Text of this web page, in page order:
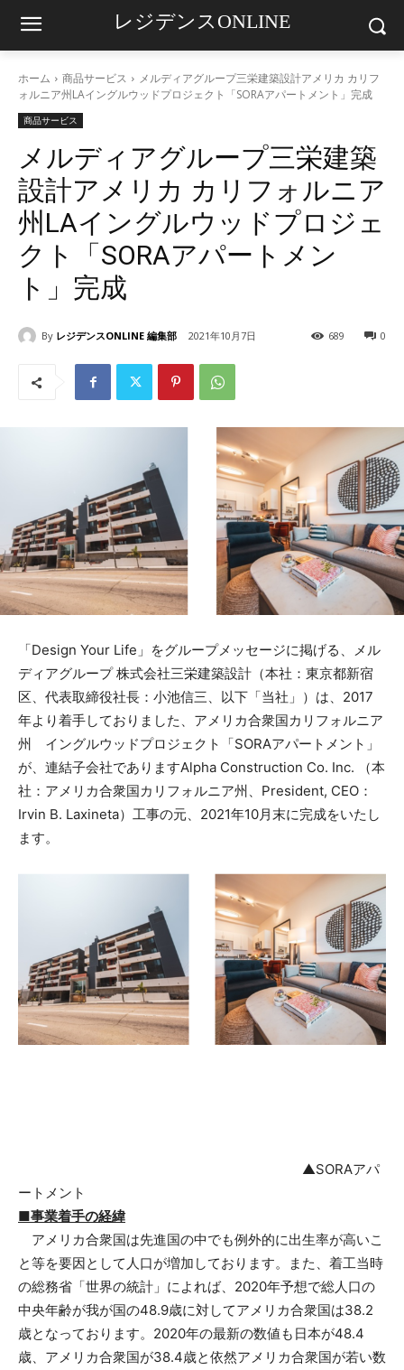
レジデンスONLINE
ホーム 商品サービス
メルディアグループ三栄建築設計アメリカ カリフ
ォルニア州LAイングルウッドプロジェクト「SORAアパートメント」完成
商品サービス
メルディアグループ三栄建築
設計アメリカ カリフォルニア
州LAイングルウッドプロジェ
クト「SORAアパートメン
ト」完成
By レジデンスONLINE 編集部 2021年10月7日 0
689
「Design Your Life」をグループメッセージに掲げる、メル
ディアグループ 株式会社三栄建築設計（本社：東京都新宿
区、代表取締役社長：小池信三、以下「当社」）は、2017
年より着手しておりました、アメリカ合衆国カリフォルニア
州 イングルウッドプロジェクト「SORAアパートメント」
が、連結子会社でありますAlpha Construction Co. Inc. （本
社：アメリカ合衆国カリフォルニア州、President, CEO：
Irvin B. Laxineta）工事の元、2021年10月末に完成をいたし
ます。
▲SORAアパ
ートメント
■事業着手の経緯
アメリカ合衆国は先進国の中でも例外的に出生率が高いこ
と等を要因として人口が増加しております。また、着工当時
の総務省「世界の統計」によれば、2020年予想で総人口の
中央年齢が我が国の48.9歳に対してアメリカ合衆国は38.2
歳となっております。2020年の最新の数値も日本が48.4
歳、アメリカ合衆国が38.4歳と依然アメリカ合衆国が若い数